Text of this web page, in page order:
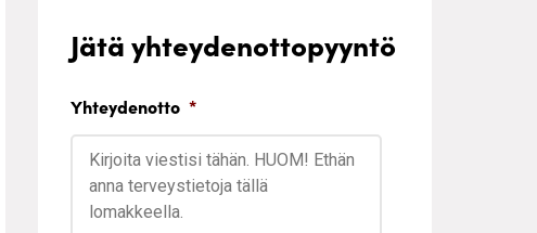
Jätä yhteydenottopyyntö
Yhteydenotto *